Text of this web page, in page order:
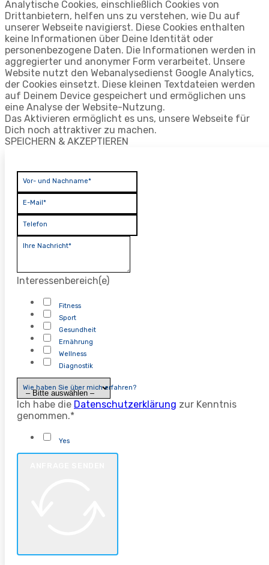
Analytische Cookies, einschließlich Cookies von
Drittanbietern, helfen uns zu verstehen, wie Du auf
unserer Webseite navigierst. Diese Cookies enthalten
keine Informationen über Deine Identität oder
personenbezogene Daten. Die Informationen werden in
aggregierter und anonymer Form verarbeitet. Unsere
Website nutzt den Webanalysedienst Google Analytics,
der Cookies einsetzt. Diese kleinen Textdateien werden
auf Deinem Device gespeichert und ermöglichen uns
eine Analyse der Website-Nutzung.
Das Aktivieren ermöglicht es uns, unsere Webseite für
Dich noch attraktiver zu machen.
SPEICHERN & AKZEPTIEREN
Vor- und Nachname*
E-Mail*
Telefon
Ihre Nachricht*
Interessenbereich(e)
Fitness
Sport
Gesundheit
Ernährung
Wellness
Diagnostik
Wie haben Sie über mich erfahren?
Ich habe die Datenschutzerklärung zur Kenntnis
genommen.*
Yes